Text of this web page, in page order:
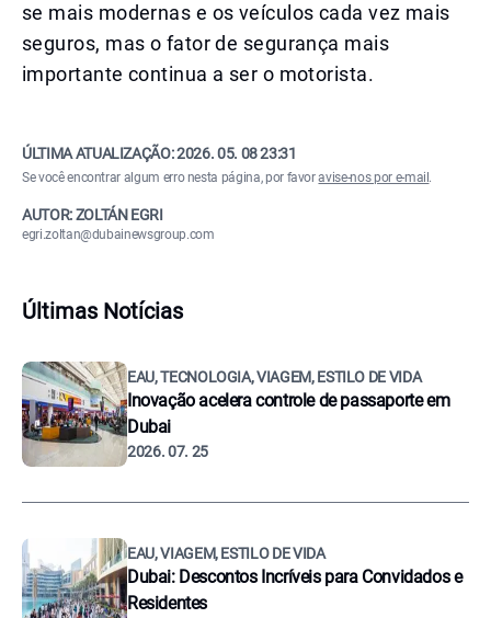
se mais modernas e os veículos cada vez mais
seguros, mas o fator de segurança mais
importante continua a ser o motorista.
ÚLTIMA ATUALIZAÇÃO:2026. 05. 08 23:31
Se você encontrar algum erro nesta página, por favoravise-nos por e-mail .
AUTOR: ZOLTÁN EGRI
egri.zoltan@dubainewsgroup.com
Últimas Notícias
EAU, TECNOLOGIA, VIAGEM, ESTILO DE VIDA
Inovação acelera controle de passaporte em
Dubai
2026. 07. 25
EAU, VIAGEM, ESTILO DE VIDA
Dubai: Descontos Incríveis para Convidados e
Residentes